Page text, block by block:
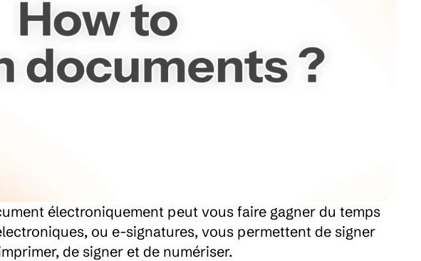
électroniquement peut vous faire gagner du temps
ou e-signatures, vous permettent de signer
de signer et de numériser.